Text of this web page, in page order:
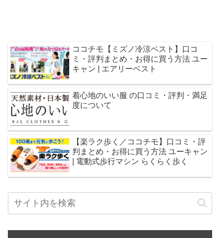
ココチモ【ミズノ冷涼ベスト】口コ
ミ・評判まとめ・お得に買う方法 ユー
キャン | エアリーベスト
着心地のいい服 の口コミ・評判・満足
度について
【楽ラク歩く／ココチモ】口コミ・評
判まとめ・お得に買う方法 ユーキャン
| 電動式歩行マシン らくらく歩く